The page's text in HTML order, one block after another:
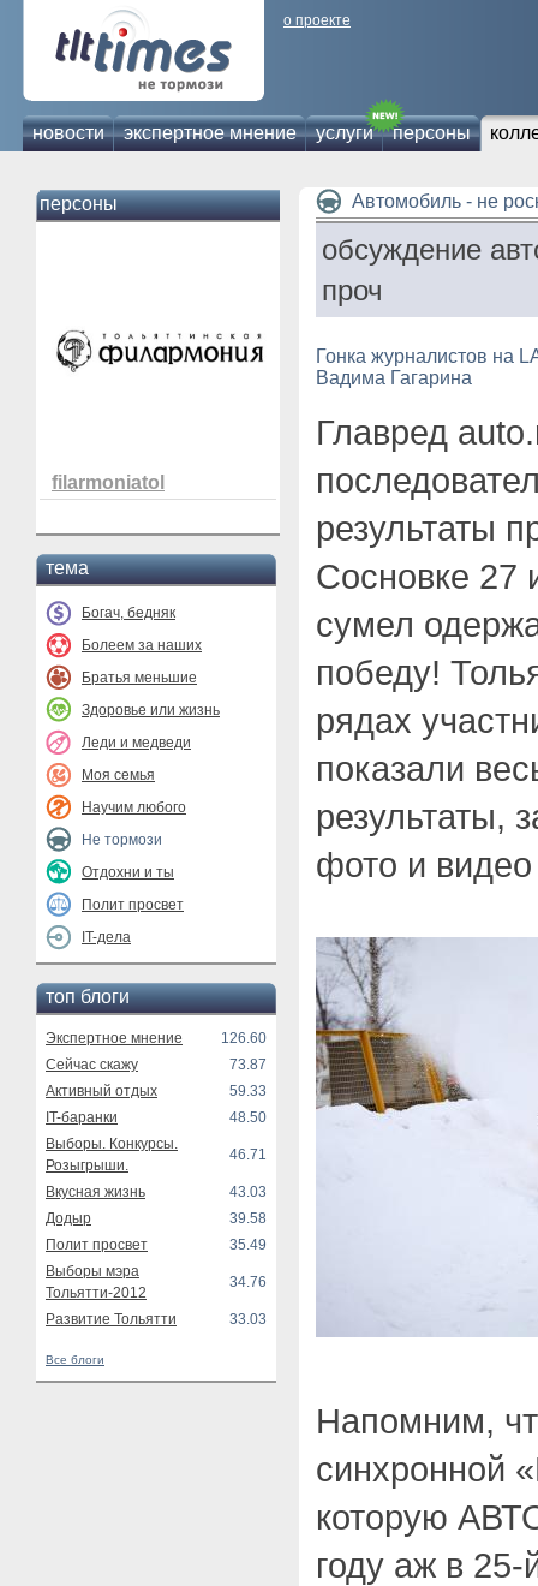
о проекте
новости экспертное мнение услуги персоны
персоны
filarmoniatol
тема
Богач, бедняк
Болеем за наших
Братья меньшие
Здоровье или жизнь
Леди и медведи
Моя семья
Научим любого
Не тормози
Отдохни и ты
Полит просвет
IT-дела
топ блоги
Экспертное мнение
126.60
Сейчас скажу
73.87
Активный отдых
59.33
IT-баранки
48.50
Выборы. Конкурсы.
Розыгрыши.
46.71
Вкусная жизнь
43.03
Додыр
39.58
Полит просвет
35.49
Выборы мэра
Тольятти-2012
34.76
Развитие Тольятти 33.03
Все блоги
Автомобиль - не
обсуждение
проч
Гонка журналистов на
Вадима Гагарина
Главред
результаты
Сосновке 27
сумел
победу!
рядах
показали
результаты,
фото и
Напомним,
синхронной
которую
году аж в 25-